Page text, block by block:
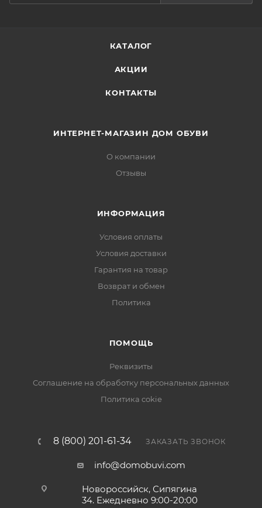
КАТАЛОГ
АКЦИИ
КОНТАКТЫ
ИНТЕРНЕТ-МАГАЗИН ДОМ ОБУВИ
О компании
Отзывы
ИНФОРМАЦИЯ
Условия оплаты
Условия доставки
Гарантия на товар
Возврат и обмен
Политика
ПОМОЩЬ
Реквизиты
Соглашение на обработку персональных данных
Политика cokie
8 (800) 201-61-34 ЗАКАЗАТЬ ЗВОНОК
info@domobuvi.com
Новороссийск, Сипягина
34. Ежедневно 9:00-20:00